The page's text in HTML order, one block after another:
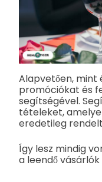
Alapvetően,
promóciókat és
segítségével.
tételeket,
eredetileg
Így lesz mindig
a leendő